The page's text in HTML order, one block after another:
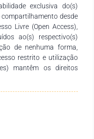
Unique, FGM, Joinville,
na condução
comumente
em vista que outros
estes foram
suas propriedades de
fornecendo estética
a autoestima
exclusiva do(s)
desde
Livre (Open Access),
ao(s) respectivo(s)
de nenhuma forma,
restrito e utilização
mantêm os direitos